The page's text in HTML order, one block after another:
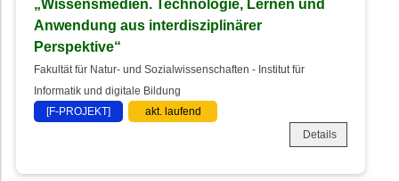
„Wissensmedien. Technologie, Lernen und
Anwendung aus interdisziplinärer
Perspektive“
Fakultät für Natur- und Sozialwissenschaften - Institut für
Informatik und digitale Bildung
[F-PROJEKT]
akt. laufend
Details